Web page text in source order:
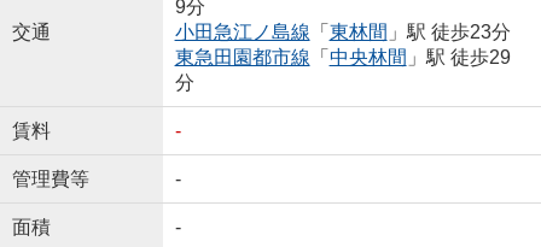
交通
9分
小田急江ノ島線 「 東林間 」駅 徒歩23分
東急田園都市線 「 中央林間 」駅 徒歩29
分
賃料 -
管理費等 -
面積 -